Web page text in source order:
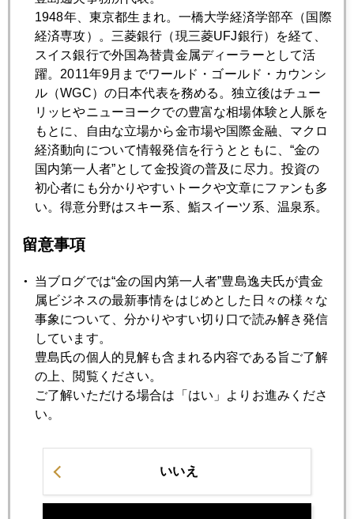
www.twitter.com/jefftoshima
2011年
1月 2月 3月 4月 5月 6月
7月 9月 10月 11月 12月
2011年03月31日
2011年03月30日
震災で円キャリー復活の兆し？
2011年03月29日
日本国債が米国国債と戦う日
シリアに飛び火
2011年03月25日
1948年、東京都生まれ。一橋大学経済学部卒（国際
経済専攻）。三菱銀行（現三菱UFJ銀行）を経て、
スイス銀行で外国為替貴金属ディーラーとして活
躍。2011年9月までワールド・ゴールド・カウンシ
ル（WGC）の日本代表を務める。独立後はチュー
リッヒやニューヨークでの豊富な相場体験と人脈を
もとに、自由な立場から金市場や国際金融、マクロ
経済動向について情報発信を行うとともに、“金の
国内第一人者”として金投資の普及に尽力。投資の
初心者にも分かりやすいトークや文章にファンも多
い。得意分野はスキー系、鮨スイーツ系、温泉系。
留意事項
当ブログでは“金の国内第一人者”豊島逸夫氏が貴金
属ビジネスの最新事情をはじめとした日々の様々な
事象について、分かりやすい切り口で読み解き発信
しています。
豊島氏の個人的見解も含まれる内容である旨ご了解
の上、閲覧ください。
ご了解いただける場合は「はい」よりお進みくださ
い。
いいえ